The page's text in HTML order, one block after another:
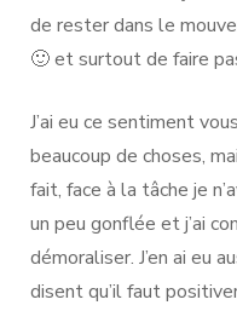
de rester dans le
🙂 et surtout de faire
J’ai eu ce sentiment
beaucoup de choses,
fait, face à la tâche je
un peu gonflée et j’ai
démoraliser. J’en ai eu
disent qu’il faut